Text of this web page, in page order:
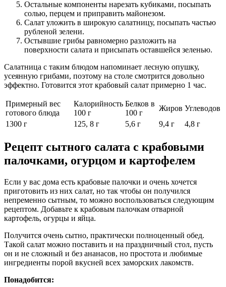
Остальные компоненты нарезать кубиками, посыпать
солью, перцем и приправить майонезом.
Салат уложить в широкую салатницу, посыпать частью
рубленой зелени.
Остывшие грибы равномерно разложить на
поверхности салата и присыпать оставшейся зеленью.
Салатница с таким блюдом напоминает лесную опушку,
усеянную грибами, поэтому на столе смотрится довольно
эффектно. Готовится этот крабовый салат примерно 1 час.
Примерный вес
готового блюда
Калорийность
100 г
Белков в
100 г
Жиров Углеводов
1300 г
125, 8 г 5,6 г 9,4 г 4,8 г
Рецепт сытного салата с крабовыми
палочками, огурцом и картофелем
Если у вас дома есть крабовые палочки и очень хочется
приготовить из них салат, но так чтобы он получился
непременно сытным, то можно воспользоваться следующим
рецептом. Добавьте к крабовым палочкам отварной
картофель, огурцы и яйца.
Получится очень сытно, практически полноценный обед.
Такой салат можно поставить и на праздничный стол, пусть
он и не сложный и без ананасов, но простота и любимые
ингредиенты порой вкусней всех заморских лакомств.
Понадобится: